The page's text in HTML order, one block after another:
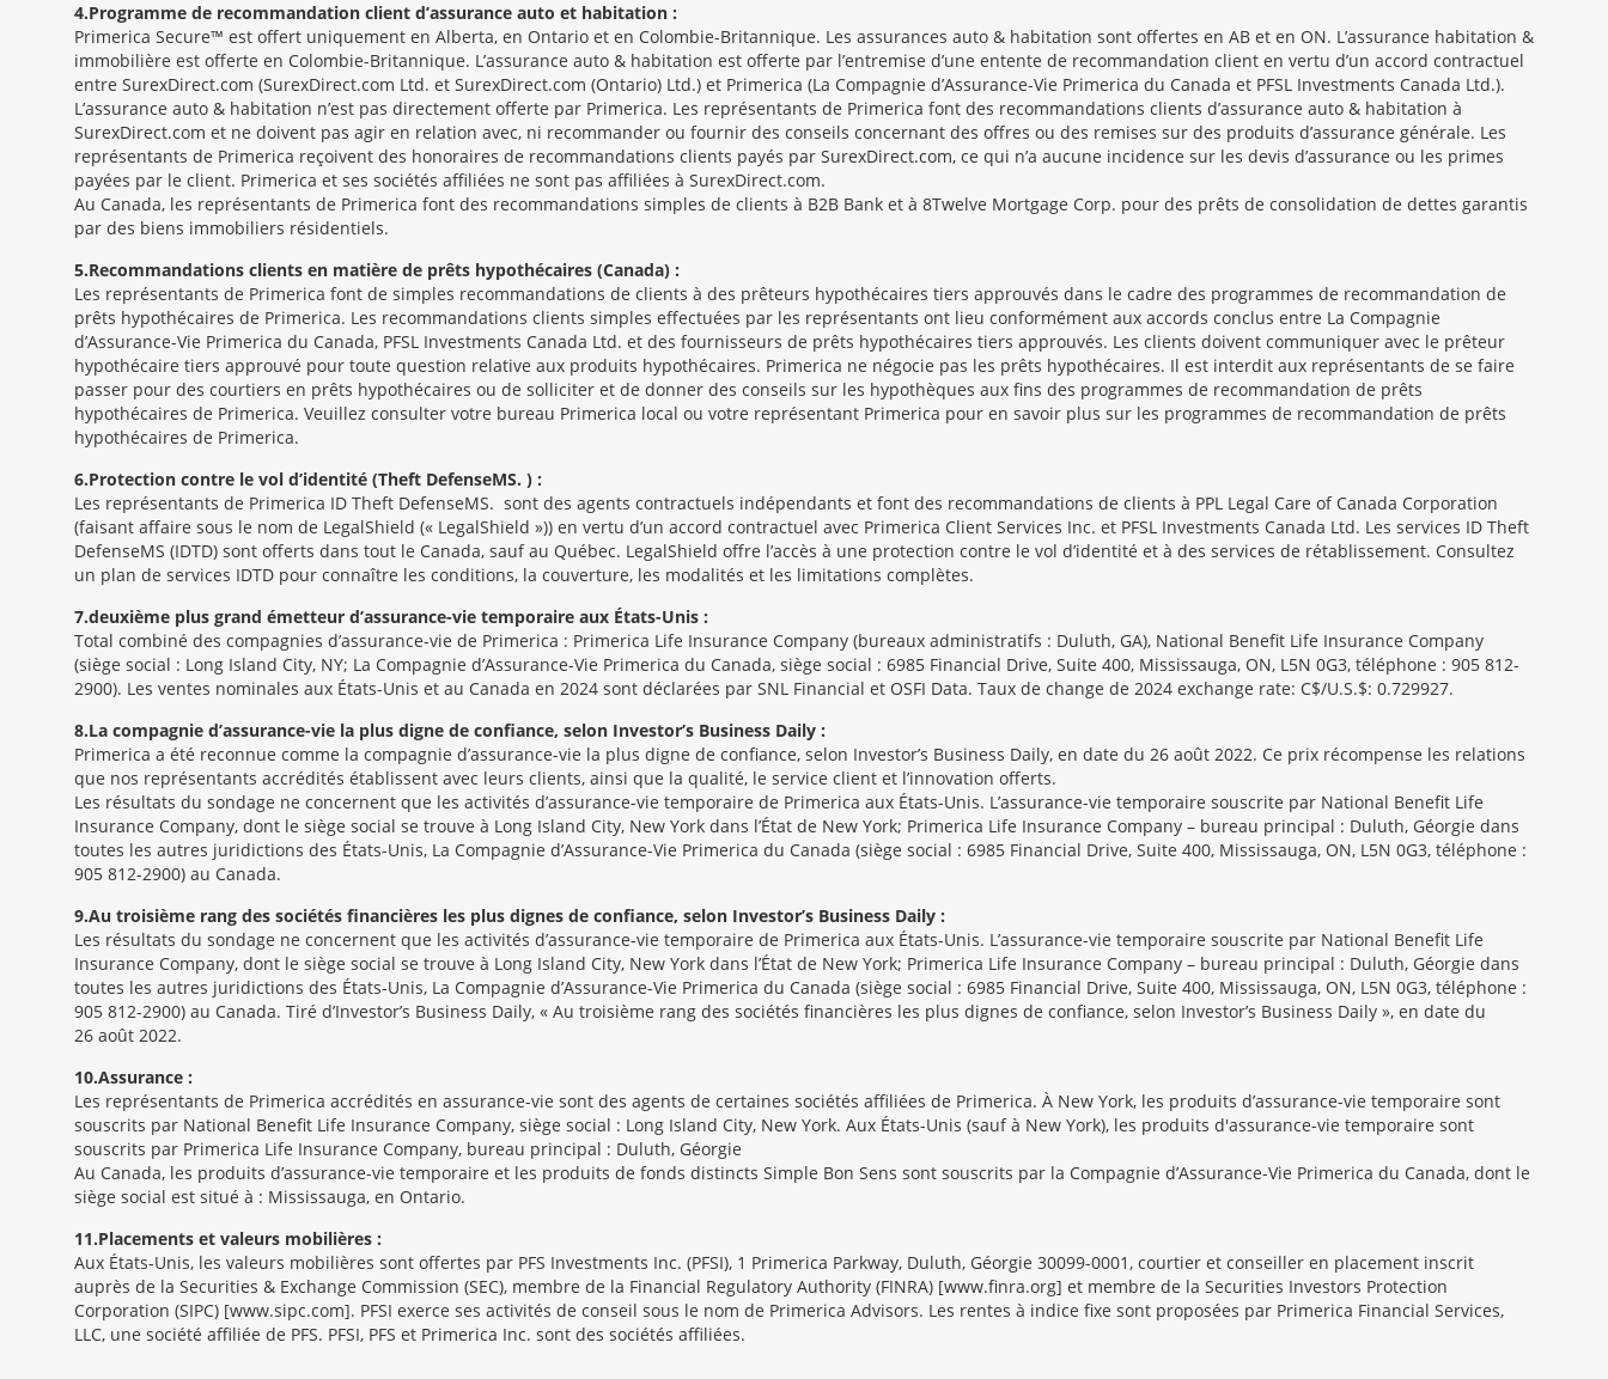
4 Programme de recommandation client d’assurance auto et habitation :
Primerica Secure™ est offert uniquement en Alberta, en Ontario et en Colombie-Britannique. Les assurances auto & habitation sont offertes en AB et en ON. L’assurance habitation &
immobilière est offerte en Colombie-Britannique. L’assurance auto & habitation est offerte par l’entremise d’une entente de recommandation client en vertu d’un accord contractuel
entre SurexDirect.com (SurexDirect.com Ltd. et SurexDirect.com (Ontario) Ltd.) et Primerica (La Compagnie d’Assurance-Vie Primerica du Canada et PFSL Investments Canada Ltd.).
L’assurance auto & habitation n’est pas directement offerte par Primerica. Les représentants de Primerica font des recommandations clients d’assurance auto & habitation à
SurexDirect.com et ne doivent pas agir en relation avec, ni recommander ou fournir des conseils concernant des offres ou des remises sur des produits d’assurance générale. Les
représentants de Primerica reçoivent des honoraires de recommandations clients payés par SurexDirect.com, ce qui n’a aucune incidence sur les devis d’assurance ou les primes
payées par le client. Primerica et ses sociétés affiliées ne sont pas affiliées à SurexDirect.com.
Au Canada, les représentants de Primerica font des recommandations simples de clients à B2B Bank et à 8Twelve Mortgage Corp. pour des prêts de consolidation de dettes garantis
par des biens immobiliers résidentiels.
5 Recommandations clients en matière de prêts hypothécaires (Canada) :
Les représentants de Primerica font de simples recommandations de clients à des prêteurs hypothécaires tiers approuvés dans le cadre des programmes de recommandation de
prêts hypothécaires de Primerica. Les recommandations clients simples effectuées par les représentants ont lieu conformément aux accords conclus entre La Compagnie
d’Assurance-Vie Primerica du Canada, PFSL Investments Canada Ltd. et des fournisseurs de prêts hypothécaires tiers approuvés. Les clients doivent communiquer avec le prêteur
hypothécaire tiers approuvé pour toute question relative aux produits hypothécaires. Primerica ne négocie pas les prêts hypothécaires. Il est interdit aux représentants de se faire
passer pour des courtiers en prêts hypothécaires ou de solliciter et de donner des conseils sur les hypothèques aux fins des programmes de recommandation de prêts
hypothécaires de Primerica. Veuillez consulter votre bureau Primerica local ou votre représentant Primerica pour en savoir plus sur les programmes de recommandation de prêts
hypothécaires de Primerica.
6 Protection contre le vol d’identité (Theft DefenseMS ) :
Les représentants de Primerica ID Theft DefenseMS
sont des agents contractuels indépendants et font des recommandations de clients à PPL Legal Care of Canada Corporation
(faisant affaire sous le nom de LegalShield (« LegalShield »)) en vertu d’un accord contractuel avec Primerica Client Services Inc. et PFSL Investments Canada Ltd. Les services ID Theft
DefenseMS (IDTD) sont offerts dans tout le Canada, sauf au Québec. LegalShield offre l’accès à une protection contre le vol d’identité et à des services de rétablissement. Consultez
un plan de services IDTD pour connaître les conditions, la couverture, les modalités et les limitations complètes.
7 deuxième plus grand émetteur d’assurance-vie temporaire aux États-Unis :
Total combiné des compagnies d’assurance-vie de Primerica : Primerica Life Insurance Company (bureaux administratifs : Duluth, GA), National Benefit Life Insurance Company
(siège social : Long Island City, NY; La Compagnie d’Assurance-Vie Primerica du Canada, siège social : 6985 Financial Drive, Suite 400, Mississauga, ON, L5N 0G3, téléphone : 905 812-
2900). Les ventes nominales aux États-Unis et au Canada en 2024 sont déclarées par SNL Financial et OSFI Data. Taux de change de 2024 exchange rate: C$/U.S.$: 0.729927.
8 La compagnie d’assurance-vie la plus digne de confiance, selon Investor’s Business Daily :
Primerica a été reconnue comme la compagnie d’assurance-vie la plus digne de confiance, selon Investor’s Business Daily, en date du 26 août 2022. Ce prix récompense les relations
que nos représentants accrédités établissent avec leurs clients, ainsi que la qualité, le service client et l’innovation offerts.
Les résultats du sondage ne concernent que les activités d’assurance-vie temporaire de Primerica aux États-Unis. L’assurance-vie temporaire souscrite par National Benefit Life
Insurance Company, dont le siège social se trouve à Long Island City, New York dans l’État de New York; Primerica Life Insurance Company – bureau principal : Duluth, Géorgie dans
toutes les autres juridictions des États-Unis, La Compagnie d’Assurance-Vie Primerica du Canada (siège social : 6985 Financial Drive, Suite 400, Mississauga, ON, L5N 0G3, téléphone :
905 812-2900) au Canada.
9 Au troisième rang des sociétés financières les plus dignes de confiance, selon Investor’s Business Daily :
Les résultats du sondage ne concernent que les activités d’assurance-vie temporaire de Primerica aux États-Unis. L’assurance-vie temporaire souscrite par National Benefit Life
Insurance Company, dont le siège social se trouve à Long Island City, New York dans l’État de New York; Primerica Life Insurance Company – bureau principal : Duluth, Géorgie dans
toutes les autres juridictions des États-Unis, La Compagnie d’Assurance-Vie Primerica du Canada (siège social : 6985 Financial Drive, Suite 400, Mississauga, ON, L5N 0G3, téléphone :
905 812-2900) au Canada. Tiré d’Investor’s Business Daily, « Au troisième rang des sociétés financières les plus dignes de confiance, selon Investor’s Business Daily », en date du
26 août 2022.
10 Assurance :
Les représentants de Primerica accrédités en assurance-vie sont des agents de certaines sociétés affiliées de Primerica. À New York, les produits d’assurance-vie temporaire sont
souscrits par National Benefit Life Insurance Company, siège social : Long Island City, New York. Aux États-Unis (sauf à New York), les produits d'assurance-vie temporaire sont
souscrits par Primerica Life Insurance Company, bureau principal : Duluth, Géorgie
Au Canada, les produits d’assurance-vie temporaire et les produits de fonds distincts Simple Bon Sens sont souscrits par la Compagnie d’Assurance-Vie Primerica du Canada, dont le
siège social est situé à : Mississauga, en Ontario.
11 Placements et valeurs mobilières :
Aux États-Unis, les valeurs mobilières sont offertes par PFS Investments Inc. (PFSI), 1 Primerica Parkway, Duluth, Géorgie 30099-0001, courtier et conseiller en placement inscrit
auprès de la Securities & Exchange Commission (SEC), membre de la Financial Regulatory Authority (FINRA) [www.finra.org] et membre de la Securities Investors Protection
Corporation (SIPC) [www.sipc.com]. PFSI exerce ses activités de conseil sous le nom de Primerica Advisors. Les rentes à indice fixe sont proposées par Primerica Financial Services,
LLC, une société affiliée de PFS. PFSI, PFS et Primerica Inc. sont des sociétés affiliées.